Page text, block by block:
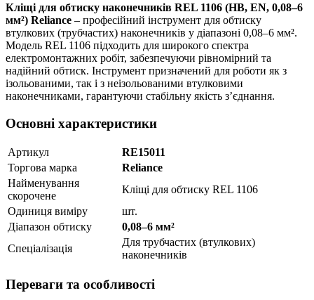
Кліщі для обтиску наконечників REL 1106 (HB, EN, 0,08–6
мм²) Reliance – професійний інструмент для обтиску
втулкових (трубчастих) наконечників у діапазоні 0,08–6 мм².
Модель REL 1106 підходить для широкого спектра
електромонтажних робіт, забезпечуючи рівномірний та
надійний обтиск. Інструмент призначений для роботи як з
ізольованими, так і з неізольованими втулковими
наконечниками, гарантуючи стабільну якість з’єднання.
Основні характеристики
Артикул
RE15011
Торгова марка
Reliance
Найменування
скорочене
Кліщі для обтиску REL 1106
Одиниця виміру
шт.
Діапазон обтиску
0,08–6 мм²
Спеціалізація
Для трубчастих (втулкових)
наконечників
Переваги та особливості